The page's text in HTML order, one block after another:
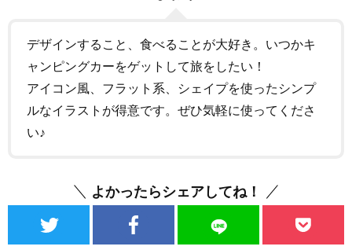
デザインすること、食べることが大好き。いつかキ
ャンピングカーをゲットして旅をしたい！
アイコン風、フラット系、シェイプを使ったシンプ
ルなイラストが得意です。ぜひ気軽に使ってくださ
い♪
よかったらシェアしてね！